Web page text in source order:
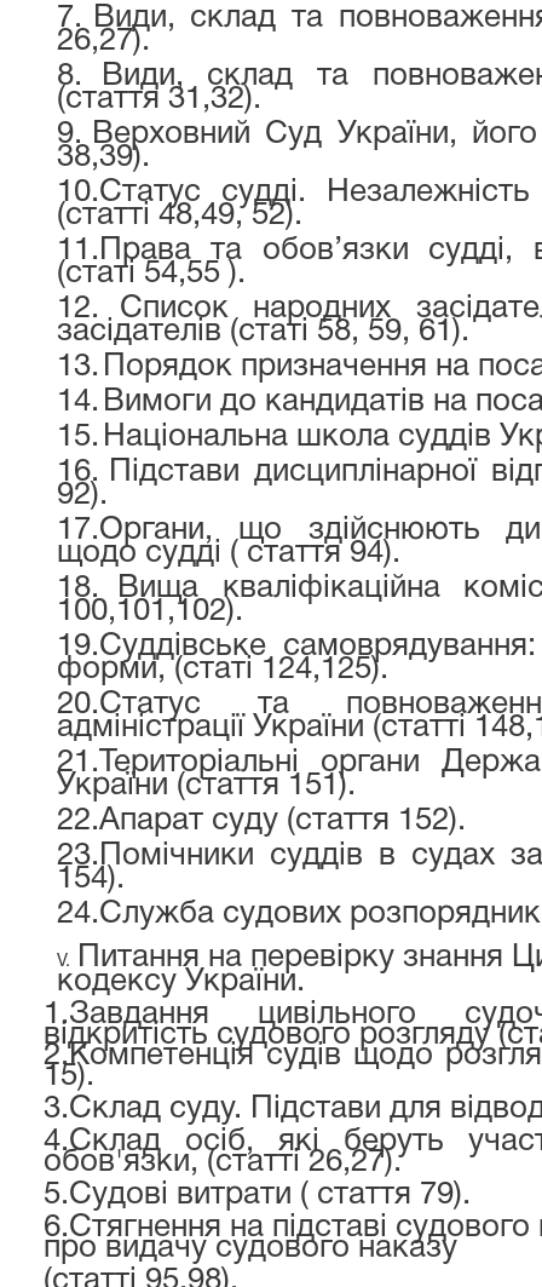
7.
Види, склад та
26,27).
8.
Види, склад та
(стаття 31,32).
9. Верховний Суд України,
38,39).
10.Статус судді.
(статті 48,49, 52).
11. Права та обов’язки судді,
(статі 54,55 ).
12.
Список народних
засідателів (статі 58, 59, 61).
13.
Порядок призначення на
14. Вимоги до кандидатів на
15. Національна школа суддів
16.
Підстави дисциплінарної
92).
17.Органи, що здійснюють
щодо судді ( стаття 94).
18.
Вища кваліфікаційна
100,101,102).
19.Суддівське самоврядування:
форми, (статі 124,125).
20.Статус та
адміністрації України (статті
21. Територіальні органи
України (стаття 151).
22.Апарат суду (стаття 152).
23. Помічники суддів в судах
154).
24.Служба судових
V.
Питання на перевірку знання
кодексу України.
1.Завдання цивільного
відкритість судового розгляду
2.Компетенція судів щодо
15).
3.Склад суду. Підстави для
4.Склад осіб, які беруть
обов'язки, (статті 26,27).
5.Судові витрати ( стаття 79).
6.Стягнення на підставі
про видачу судового наказу
(статті 95,98).